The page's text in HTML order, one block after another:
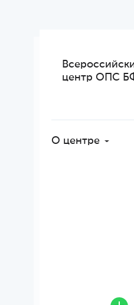
центр ОПС
О центре